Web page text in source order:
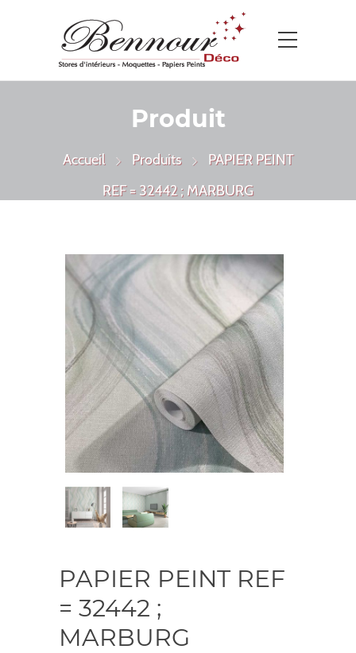
Produit
Accueil Produits
PAPIER PEINT
REF = 32442 ; MARBURG
PAPIER PEINT REF
= 32442 ;
MARBURG